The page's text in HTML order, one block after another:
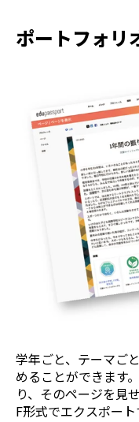
ポートフォリ
学年ごと、テーマご
めることができます
り、そのページを見
F形式でエクスポート